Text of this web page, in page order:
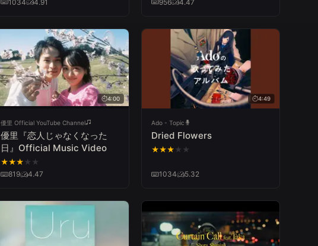
1034
4.91
956
4.47
4:00
優里 Official YouTube Channel
優里『恋人じゃなくなった
日』Official Music Video
★★★ ★ ★
819
4.47
4:49
Ado - Topic
Dried Flowers
★★★ ★ ★
1034 5.32